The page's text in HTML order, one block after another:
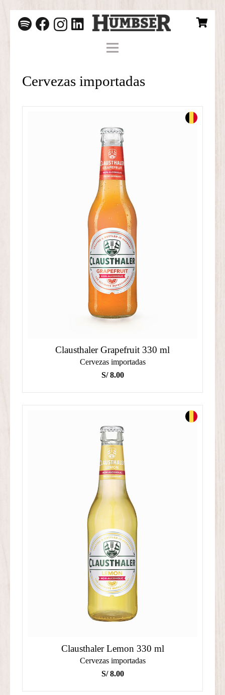
Cervezas importadas
Clausthaler Grapefruit 330 ml
Cervezas importadas
S/8.00
Clausthaler Lemon 330 ml
Cervezas importadas
S/8.00